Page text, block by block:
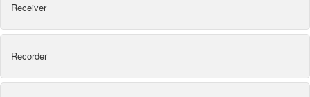
Receiver
Recorder